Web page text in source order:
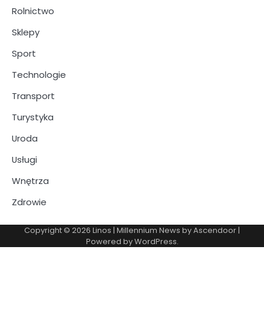
Rolnictwo
Sklepy
Sport
Technologie
Transport
Turystyka
Uroda
Usługi
Wnętrza
Zdrowie
Copyright © 2026 Linos | Millennium News byAscendoor|
Powered byWordPress.